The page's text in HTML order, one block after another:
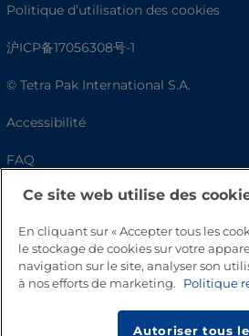
Politique d’utilisation des cookies
沪ICP备17056308号-1
© Tetra Pak International S.A.
Accessibilité
FAQ
Ce site web utilise des
En cliquant sur « Accepter tous les
le stockage de cookies sur votre
navigation sur le site, analyser son
à nos efforts de marketing.
Politique
Autoriser tous